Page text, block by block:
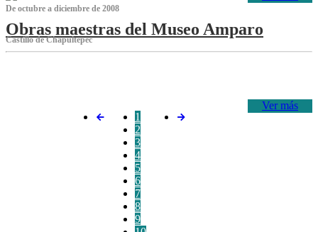
De octubre a diciembre de 2008
Obras maestras del Museo Amparo
Castillo de Chapultepec
Ver más
1
2
3
4
5
6
7
8
9